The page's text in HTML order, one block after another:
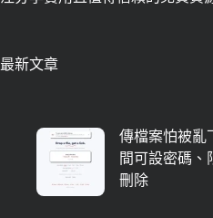
最新文章
傳檔案怕被亂
間可設密碼、
刪除